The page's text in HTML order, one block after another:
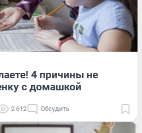
4 причины не
с домашкой
2 612 Обсудить